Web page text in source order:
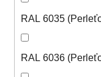
RAL 6035
RAL 6036